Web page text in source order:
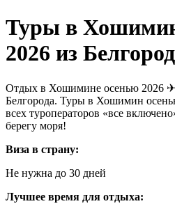
Туры в
2026 из
Отдых в Хошимине осенью 2026 ✈
Белгорода. Туры в Хошимин
всех туроператоров «все
берегу моря!
Виза в страну:
Не нужна до 30 дней
Лучшее время для отдыха: